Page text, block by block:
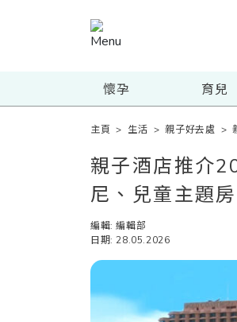
懷孕 育兒
主頁 > 生活 >親子好去處 >
親子酒店推介
尼、兒童主題
編輯: 編輯部
日期: 28.05.2026